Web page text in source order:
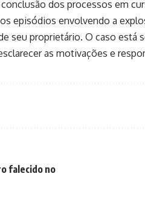
dos processos em
episódios envolvendo a
seu proprietário. O caso está
as motivações e
falecido no